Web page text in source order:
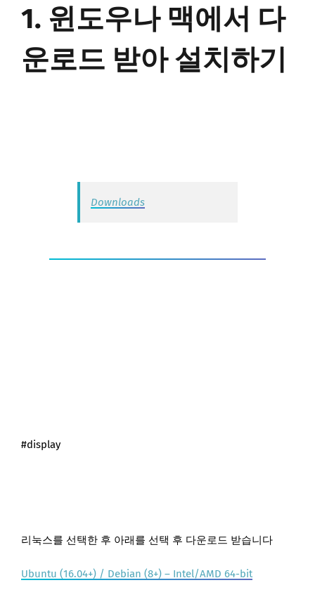
1. 윈도우나 맥에서 다
운로드 받아 설치하기
Downloads
#display
리눅스를 선택한 후 아래를 선택 후 다운로드 받습니다
Ubuntu (16.04+) / Debian (8+) – Intel/AMD 64-bit